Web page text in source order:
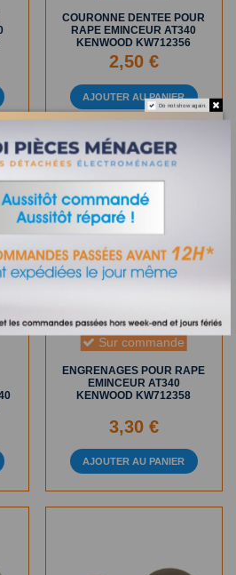
COURONNE DENTEE POUR
RAPE EMINCEUR AT340
KENWOOD KW712356
2,50 €
AJOUTER AU PANIER
Sur commande
ENGRENAGES POUR RAPE
EMINCEUR AT340
KENWOOD KW712358
3,30 €
AJOUTER AU PANIER
Do not show again.